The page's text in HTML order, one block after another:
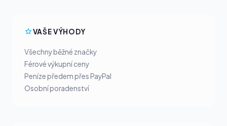
VAŠE VÝHODY
Všechny běžné značky
Férové výkupní ceny
Peníze předem přes PayPal
Osobní poradenství